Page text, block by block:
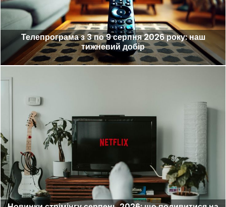
Телепрограма з 3 по 9 серпня 2026 року: наш
тижневий добір